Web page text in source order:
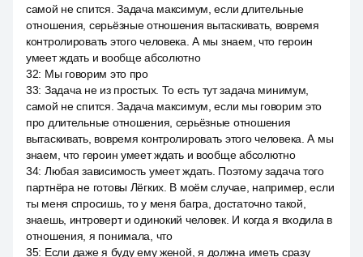
самой не спится. Задача максимум, если длительные
отношения, серьёзные отношения вытаскивать, вовремя
контролировать этого человека. А мы знаем, что героин
умеет ждать и вообще абсолютно
32: Мы говорим это про
33: Задача не из простых. То есть тут задача минимум,
самой не спится. Задача максимум, если мы говорим это
про длительные отношения, серьёзные отношения
вытаскивать, вовремя контролировать этого человека. А мы
знаем, что героин умеет ждать и вообще абсолютно
34: Любая зависимость умеет ждать. Поэтому задача того
партнёра не готовы Лёгких. В моём случае, например, если
ты меня спросишь, то у меня багра, достаточно такой,
знаешь, интроверт и одинокий человек. И когда я входила в
отношения, я понимала, что
35: Если даже я буду ему женой, я должна иметь сразу